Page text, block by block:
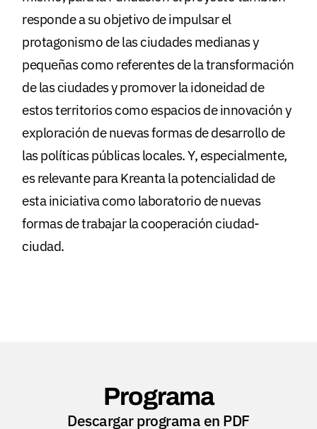
responde a su objetivo de impulsar el
protagonismo de las ciudades medianas y
pequeñas como referentes de la transformación
de las ciudades y promover la idoneidad de
estos territorios como espacios de innovación y
exploración de nuevas formas de desarrollo de
las políticas públicas locales. Y, especialmente,
es relevante para Kreanta la potencialidad de
esta iniciativa como laboratorio de nuevas
formas de trabajar la cooperación ciudad-
ciudad.
Programa
Descargar programa en PDF